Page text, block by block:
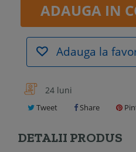
ADAUGA IN
Adauga la
24 luni
Tweet Share
DETALII PRODUS